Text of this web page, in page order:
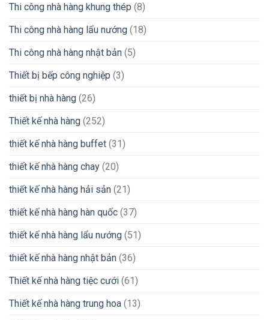
Thi công nhà hàng khung thép (8)
Thi công nhà hàng lẩu nướng (18)
Thi công nhà hàng nhật bản (5)
Thiết bị bếp công nghiệp (3)
thiết bị nhà hàng (26)
Thiết kế nhà hàng (252)
thiết kế nhà hàng buffet (31)
thiết kế nhà hàng chay (20)
thiết kế nhà hàng hải sản (21)
thiết kế nhà hàng hàn quốc (37)
thiết kế nhà hàng lẩu nướng (51)
thiết kế nhà hàng nhật bản (36)
Thiết kế nhà hàng tiệc cưới (61)
Thiết kế nhà hàng trung hoa (13)